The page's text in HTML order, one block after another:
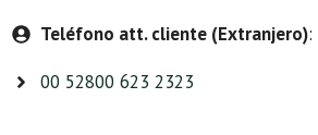
Teléfono att. cliente (Extranjero):
00 52800 623 2323